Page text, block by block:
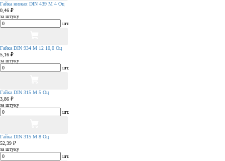
Гайка низкая DIN 439 М 4 Оц
0,46 ₽
за штуку
шт.
Гайка DIN 934 М 12 10,0 Оц
5,16 ₽
за штуку
шт.
Гайка DIN 315 М 5 Оц
3,86 ₽
за штуку
шт.
Гайка DIN 315 М 8 Оц
52,39 ₽
за штуку
шт.